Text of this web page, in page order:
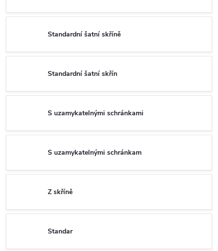
Standardní šatní skříně
Standardní šatní skřín
S uzamykatelnými schránkami
S uzamykatelnými schránkam
Z skříně
Standar